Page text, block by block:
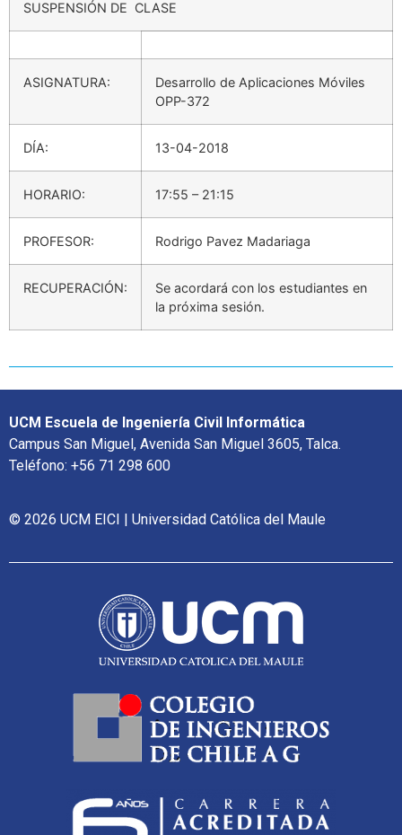
SUSPENSIÓN DE CLASE
ASIGNATURA:
Desarrollo de Aplicaciones Móviles
OPP-372
DÍA: 13-04-2018
HORARIO: 17:55 – 21:15
PROFESOR: Rodrigo Pavez Madariaga
RECUPERACIÓN:
Se acordará con los estudiantes en
la próxima sesión.
UCM Escuela de Ingeniería Civil Informática
Campus San Miguel, Avenida San Miguel 3605, Talca.
Teléfono: +56 71 298 600
© 2026 UCM EICI | Universidad Católica del Maule